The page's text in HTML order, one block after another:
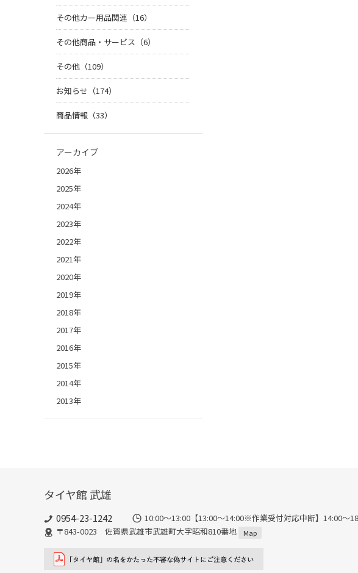
その他カー用品関連（16）
その他商品・サービス（6）
その他（109）
お知らせ（174）
商品情報（33）
アーカイブ
2026年
2025年
2024年
2023年
2022年
2021年
2020年
2019年
2018年
2017年
2016年
2015年
2014年
2013年
タイヤ館 武雄
0954-23-1242
10:00～13:00【13:00～14:00※作業受付対応中断】14:00～
〒843-0023 佐賀県武雄市武雄町大字昭和810番地
Map